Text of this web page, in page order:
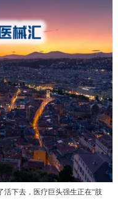
下去，医疗巨头强生正在“肢